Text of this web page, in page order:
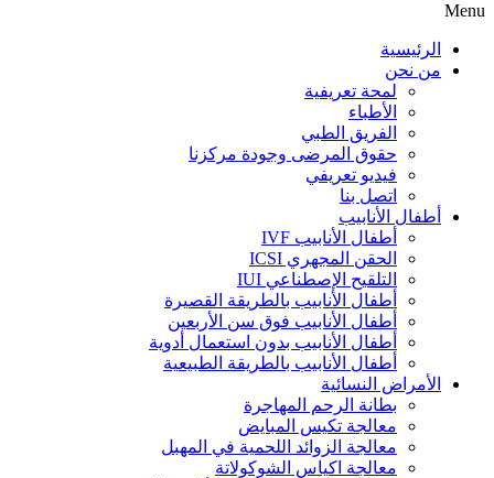
Menu
الرئيسية
من نحن
لمحة تعريفية
الأطباء
الفريق الطبي
حقوق المرضى وجودة مركزنا
فيديو تعريفي
اتصل بنا
أطفال الأنابيب
أطفال الأنابيب IVF
الحقن المجهري ICSI
التلقيح الإصطناعي IUI
أطفال الأنابيب بالطريقة القصيرة
أطفال الأنابيب فوق سن الأربعين
أطفال الأنابيب بدون استعمال أدوية
أطفال الأنابيب بالطريقة الطبيعية
الأمراض النسائية
بطانة الرحم المهاجرة
معالجة تكيس المبايض
معالجة الزوائد اللحمية في المهبل
معالجة اكياس الشوكولاتة